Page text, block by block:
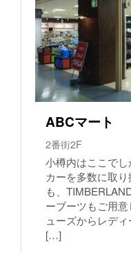
ABCマート
2番街2F
小樽内はここで
カーを多数に取
も、
ーブーツもご用
ューズからレデ
[…]